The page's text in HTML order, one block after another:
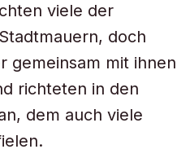
viele der
doch
gemeinsam mit ihnen
richteten in den
dem auch viele